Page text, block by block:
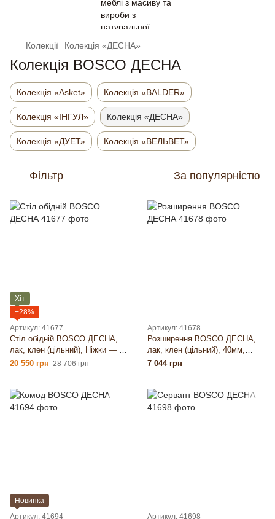
Колекції Колекція «ДЕСНА»
Колекція BOSCO ДЕСНА
Колекція «Asket» Колекція «BALDER»
Колекція «ІНГУЛ» Колекція «ДЕСНА»
Колекція «ДУЕТ» Колекція «ВЕЛЬВЕТ»
Фільтр За популярністю
Хіт
−28%
Артикул: 41677
Стіл обідній BOSCO ДЕСНА,
лак, клен (цільний), Ніжки — X
100×100 (Д), 40мм, 2000×1000,
20 550 грн 28 706 грн
Артикул: 41678
Розширення BOSCO ДЕСНА,
лак, клен (цільний), 40мм,
500×900, 16 кг
7 044 грн
Новинка
Артикул: 41694
Артикул: 41698